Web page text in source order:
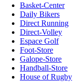
Basket-Center
Daily Bikers
Direct Running
Direct-Volley
Espace Golf
Foot-Store
Galope-Store
Handball-Store
House of Rugby